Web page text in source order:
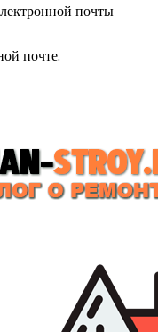
почты
почте.